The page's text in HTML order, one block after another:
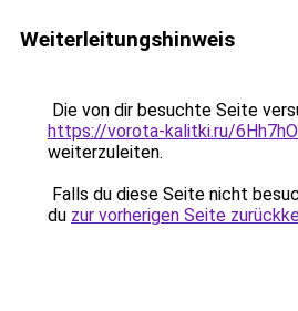
Weiterleitungshinweis
Die von dir besuchte Seite
https://vorota-kalitki.ru/
weiterzuleiten.
Falls du diese Seite nicht
du zur vorherigen Seite